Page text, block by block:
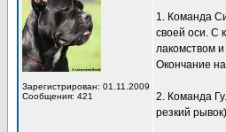
Зарегистрирован: 01.11.2009
Сообщения: 421
1. Команда
своей оси. С
лакомством
Окончание
2. Команда
резкий